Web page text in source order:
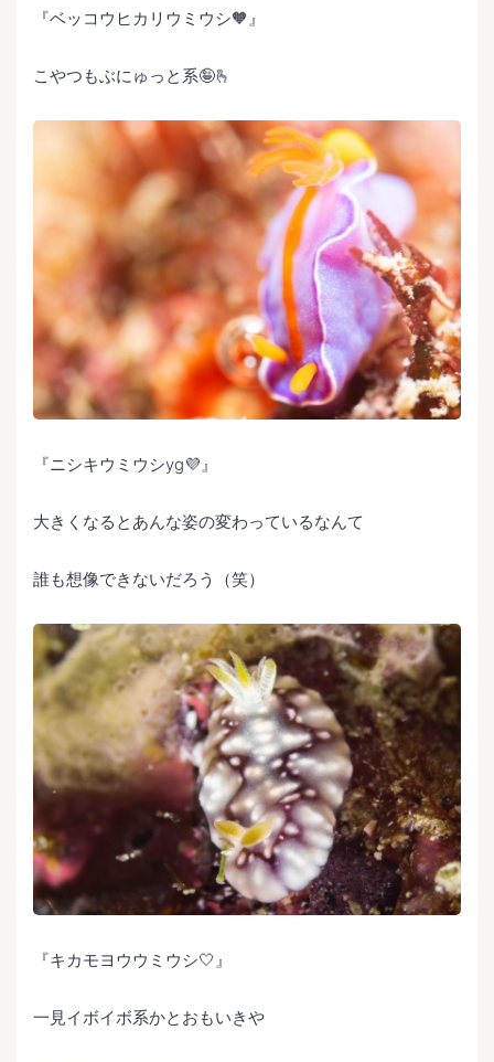
『ベッコウヒカリウミウシ🧡』
こやつもぶにゅっと系🤪🫰
『ニシキウミウシyg💜』
大きくなるとあんな姿の変わっているなんて
誰も想像できないだろう（笑）
『キカモヨウウミウシ🤍』
一見イボイボ系かとおもいきや